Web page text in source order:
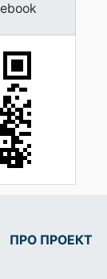
ПРО ПРОЕКТ